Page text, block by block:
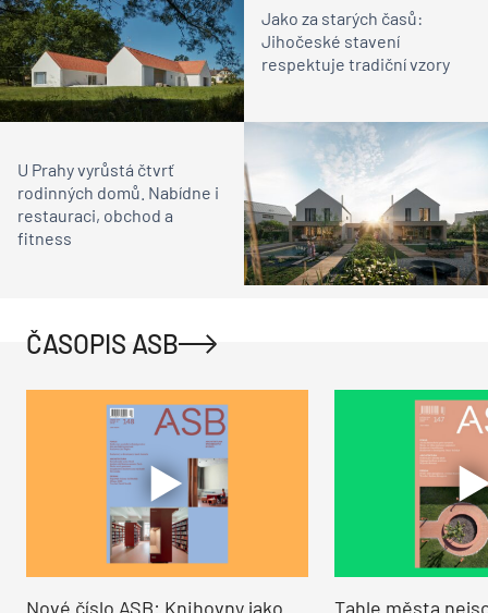
Jako za starých časů:
Jihočeské stavení
respektuje tradiční vzory
U Prahy vyrůstá čtvrť
rodinných domů. Nabídne i
restauraci, obchod a
fitness
ČASOPIS ASB
Nové číslo ASB: Knihovny jako
Tahle města